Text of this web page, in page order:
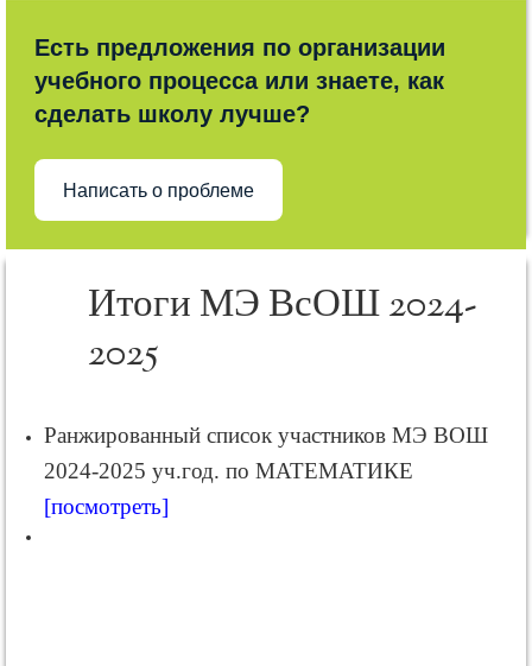
Есть предложения по организации
учебного процесса или знаете, как
сделать школу лучше?
Написать о проблеме
Итоги МЭ ВсОШ 2024-
2025
Ранжированный список участников МЭ ВОШ
2024-2025 уч.год. по МАТЕМАТИКЕ
[посмотреть]